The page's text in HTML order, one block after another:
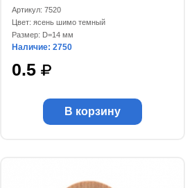
Артикул: 7520
Цвет: ясень шимо темный
Размер: D=14 мм
Наличие: 2750
0.5
В корзину